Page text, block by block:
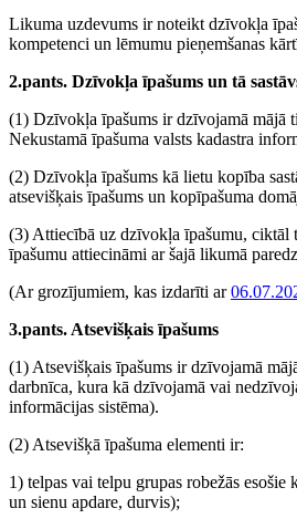
Likuma uzdevums ir noteikt dzīvokļa
kompetenci un lēmumu pieņemšanas
2.pants. Dzīvokļa īpašums un tā
(1) Dzīvokļa īpašums ir dzīvojamā mājā
Nekustamā īpašuma valsts kadastra
(2) Dzīvokļa īpašums kā lietu kopība
atsevišķais īpašums un kopīpašuma
(3) Attiecībā uz dzīvokļa īpašumu, ciktāl
īpašumu attiecināmi ar šajā likumā
(Ar grozījumiem, kas izdarīti ar
3.pants. Atsevišķais īpašums
(1) Atsevišķais īpašums ir dzīvojamā
darbnīca, kura kā dzīvojamā vai
informācijas sistēma).
(2) Atsevišķā īpašuma elementi ir:
1) telpas vai telpu grupas robežās
un sienu apdare, durvis);